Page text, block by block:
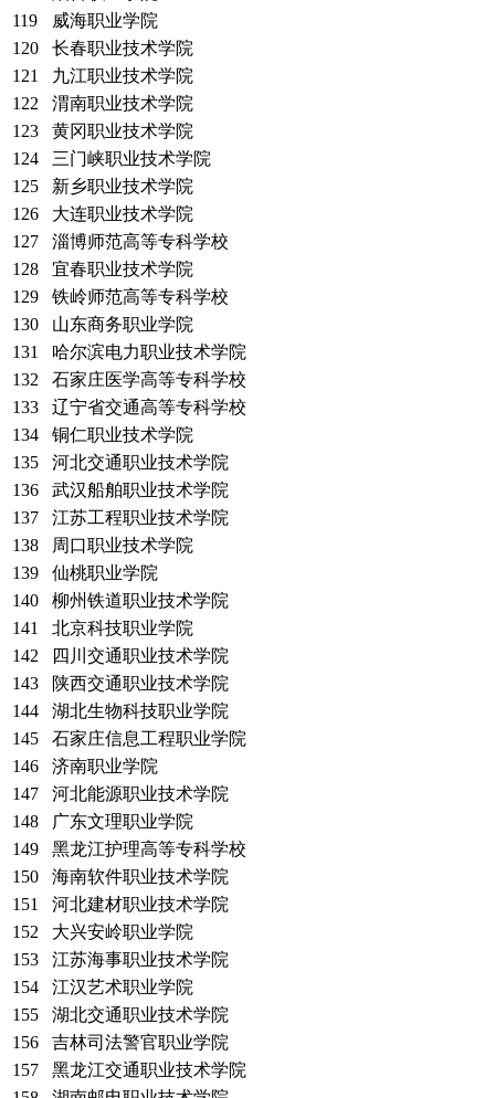
119
威海职业学院
120
长春职业技术学院
121
九江职业技术学院
122
渭南职业技术学院
123
黄冈职业技术学院
124
三门峡职业技术学院
125
新乡职业技术学院
126
大连职业技术学院
127
淄博师范高等专科学校
128
宜春职业技术学院
129
铁岭师范高等专科学校
130
山东商务职业学院
131
哈尔滨电力职业技术学院
132
石家庄医学高等专科学校
133
辽宁省交通高等专科学校
134
铜仁职业技术学院
135
河北交通职业技术学院
136
武汉船舶职业技术学院
137
江苏工程职业技术学院
138
周口职业技术学院
139
仙桃职业学院
140
柳州铁道职业技术学院
141
北京科技职业学院
142
四川交通职业技术学院
143
陕西交通职业技术学院
144
湖北生物科技职业学院
145
石家庄信息工程职业学院
146
济南职业学院
147
河北能源职业技术学院
148
广东文理职业学院
149
黑龙江护理高等专科学校
150
海南软件职业技术学院
151
河北建材职业技术学院
152
大兴安岭职业学院
153
江苏海事职业技术学院
154
江汉艺术职业学院
155
湖北交通职业技术学院
156
吉林司法警官职业学院
157
黑龙江交通职业技术学院